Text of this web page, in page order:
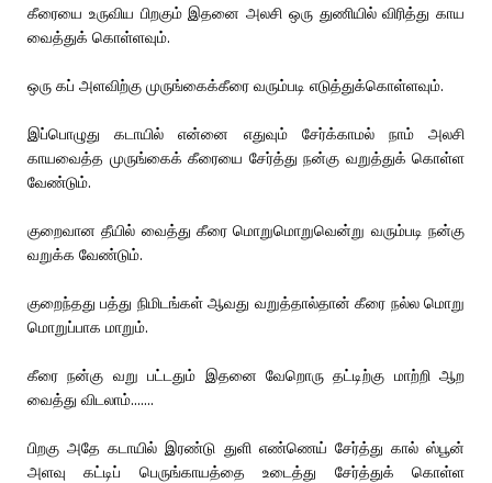
கீரையை உருவிய பிறகும் இதனை அலசி ஒரு துணியில் விரித்து காய
வைத்துக் கொள்ளவும்.
ஒரு கப் அளவிற்கு முருங்கைக்கீரை வரும்படி எடுத்துக்கொள்ளவும்.
இப்பொழுது கடாயில் என்னை எதுவும் சேர்க்காமல் நாம் அலசி
காயவைத்த முருங்கைக் கீரையை சேர்த்து நன்கு வறுத்துக் கொள்ள
வேண்டும்.
குறைவான தீயில் வைத்து கீரை மொறுமொறுவென்று வரும்படி நன்கு
வறுக்க வேண்டும்.
குறைந்தது பத்து நிமிடங்கள் ஆவது வறுத்தால்தான் கீரை நல்ல மொறு
மொறுப்பாக மாறும்.
கீரை நன்கு வறு பட்டதும் இதனை வேறொரு தட்டிற்கு மாற்றி ஆற
வைத்து விடலாம்.......
பிறகு அதே கடாயில் இரண்டு துளி எண்ணெய் சேர்த்து கால் ஸ்பூன்
அளவு கட்டிப் பெருங்காயத்தை உடைத்து சேர்த்துக் கொள்ள